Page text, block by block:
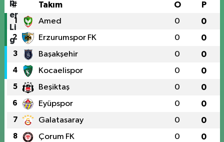
# Takım O P
1 Amed 0 0
2 Erzurumspor FK 0 0
3 Başakşehir 0 0
4 Kocaelispor 0 0
5 Beşiktaş 0 0
6 Eyüpspor 0 0
7 Galatasaray 0 0
8 Çorum FK 0 0